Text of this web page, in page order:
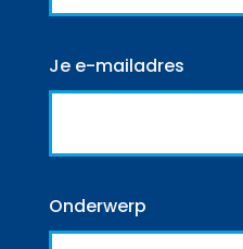
Je e-mailadres
Onderwerp